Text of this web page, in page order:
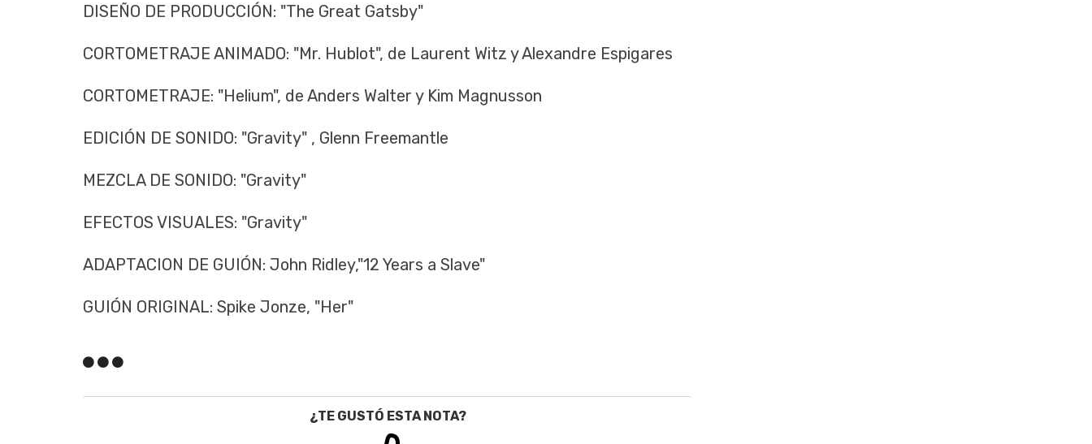
DISEÑO DE PRODUCCIÓN: "The Great Gatsby"
CORTOMETRAJE ANIMADO: "Mr. Hublot", de Laurent Witz y Alexandre Espigares
CORTOMETRAJE: "Helium", de Anders Walter y Kim Magnusson
EDICIÓN DE SONIDO: "Gravity" , Glenn Freemantle
MEZCLA DE SONIDO: "Gravity"
EFECTOS VISUALES: "Gravity"
ADAPTACION DE GUIÓN: John Ridley,"12 Years a Slave"
GUIÓN ORIGINAL: Spike Jonze, "Her"
¿TE GUSTÓ ESTA NOTA?